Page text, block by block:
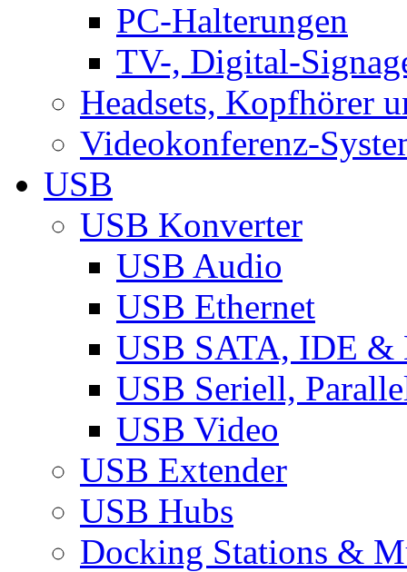
PC-Halterungen
TV-, Digital-
Headsets, Kopfhörer
Videokonferenz-
USB
USB Konverter
USB Audio
USB Ethernet
USB SATA, IDE &
USB Seriell,
USB Video
USB Extender
USB Hubs
Docking Stations &